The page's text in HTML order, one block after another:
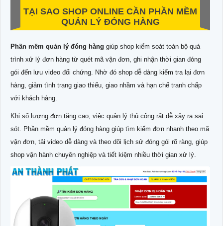
TẠI SAO SHOP ONLINE CẦN PHẦN MỀM
QUẢN LÝ ĐÓNG HÀNG
Phần mềm quản lý đóng hàng giúp shop kiểm soát toàn bộ quá
trình xử lý đơn hàng từ quét mã vận đơn, ghi nhận thời gian đóng
gói đến lưu video đối chứng. Nhờ đó shop dễ dàng kiểm tra lại đơn
hàng, giảm tình trạng giao thiếu, giao nhầm và hạn chế tranh chấp
với khách hàng.
Khi số lượng đơn tăng cao, việc quản lý thủ công rất dễ xảy ra sai
sót. Phần mềm quản lý đóng hàng giúp tìm kiếm đơn nhanh theo mã
vận đơn, tải video dễ dàng và theo dõi lịch sử đóng gói rõ ràng, giúp
shop vận hành chuyên nghiệp và tiết kiệm nhiều thời gian xử lý.